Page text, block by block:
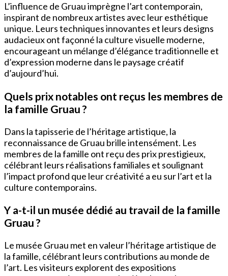
L’influence de Gruau imprègne l’art contemporain,
inspirant de nombreux artistes avec leur esthétique
unique. Leurs techniques innovantes et leurs designs
audacieux ont façonné la culture visuelle moderne,
encourageant un mélange d’élégance traditionnelle et
d’expression moderne dans le paysage créatif
d’aujourd’hui.
Quels prix notables ont reçus les membres de
la famille Gruau ?
Dans la tapisserie de l’héritage artistique, la
reconnaissance de Gruau brille intensément. Les
membres de la famille ont reçu des prix prestigieux,
célébrant leurs réalisations familiales et soulignant
l’impact profond que leur créativité a eu sur l’art et la
culture contemporains.
Y a-t-il un musée dédié au travail de la famille
Gruau ?
Le musée Gruau met en valeur l’héritage artistique de
la famille, célébrant leurs contributions au monde de
l’art. Les visiteurs explorent des expositions